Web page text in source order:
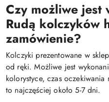
Czy możliwe jest
Rudą kolczyków
zamówienie?
Kolczyki prezentowane w
od ręki. Możliwe jest
kolorystyce, czas
to najczęściej około 5-7 dni.